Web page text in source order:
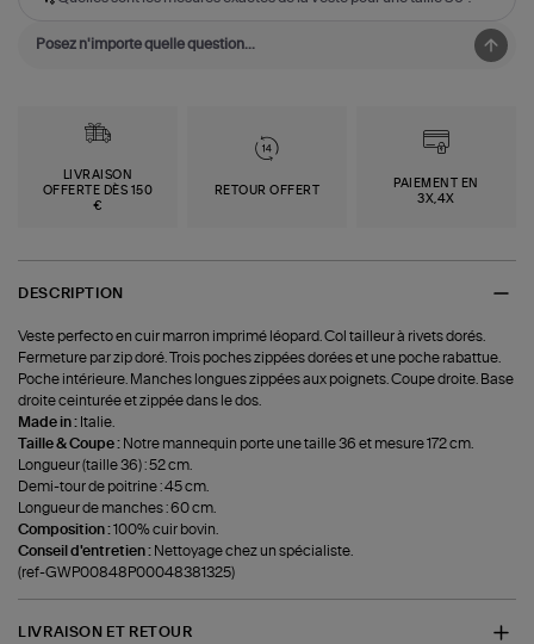
LIVRAISON
OFFERTE DÈS 150
€
RETOUR OFFERT
PAIEMENT EN
3X,4X
DESCRIPTION
Veste perfecto en cuir marron imprimé léopard. Col tailleur à rivets dorés.
Fermeture par zip doré. Trois poches zippées dorées et une poche rabattue.
Poche intérieure. Manches longues zippées aux poignets. Coupe droite. Base
droite ceinturée et zippée dans le dos.
Made in : Italie.
Taille & Coupe : Notre mannequin porte une taille 36 et mesure 172 cm.
Longueur (taille 36) : 52 cm.
Demi-tour de poitrine : 45 cm.
Longueur de manches : 60 cm.
Composition :100% cuir bovin.
Conseil d'entretien : Nettoyage chez un spécialiste.
(ref-GWP00848P00048381325)
LIVRAISON ET RETOUR